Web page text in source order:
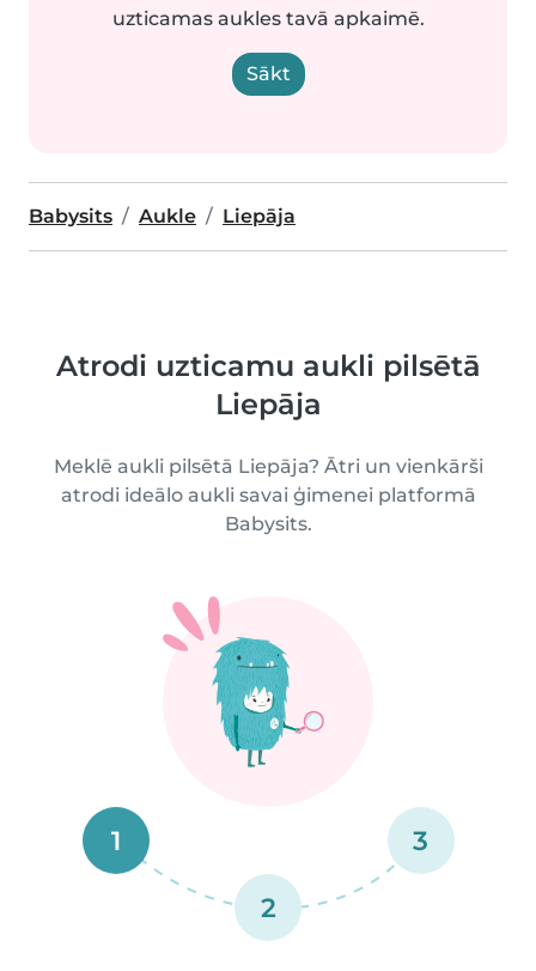
uzticamas aukles tavā apkaimē.
Sākt
Babysits Aukle Liepāja
Atrodi uzticamu aukli pilsētā
Liepāja
Meklē aukli pilsētā Liepāja? Ātri un vienkārši
atrodi ideālo aukli savai ģimenei platformā
Babysits.
1
2
3